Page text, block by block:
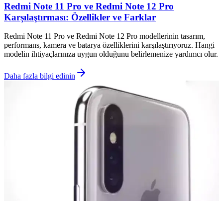
Redmi Note 11 Pro ve Redmi Note 12 Pro
Karşılaştırması: Özellikler ve Farklar
Redmi Note 11 Pro ve Redmi Note 12 Pro modellerinin tasarım,
performans, kamera ve batarya özelliklerini karşılaştırıyoruz. Hangi
modelin ihtiyaçlarınıza uygun olduğunu belirlemenize yardımcı olur.
Daha fazla bilgi edinin